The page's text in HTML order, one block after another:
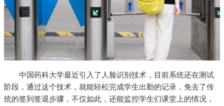
中国药科大学最近引入了人脸识别技术，目前系统还在测试
阶段，通过这个技术，就能轻松完成学生出勤的记录，免去了传
统的签到签退步骤，不仅如此，还能监控学生们课堂上的情况，